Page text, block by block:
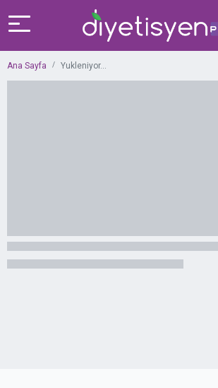
Ana Sayfa Yukleniyor...